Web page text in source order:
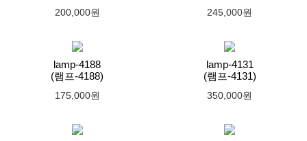
200,000원 245,000원
lamp-4188
(램프-4188)
175,000원
lamp-4131
(램프-4131)
350,000원